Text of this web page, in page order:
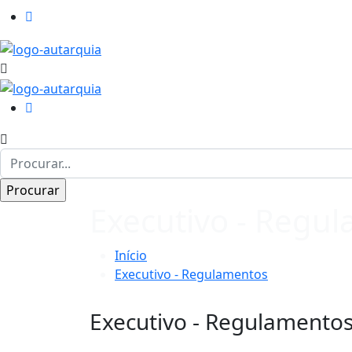
Início
Executivo - Regulamentos
Executivo -